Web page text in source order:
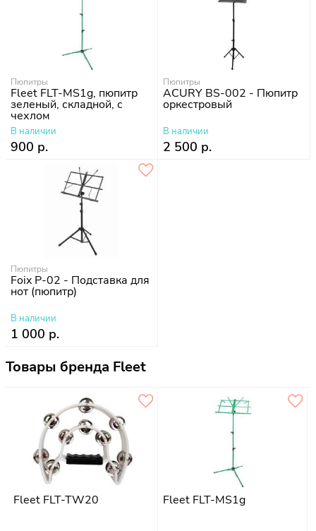
Пюпитры
Fleet FLT-MS1g, пюпитр
зеленый, складной, с
чехлом
В наличии
900 р.
Пюпитры
ACURY BS-002 - Пюпитр
оркестровый
В наличии
2 500 р.
Пюпитры
Foix P-02 - Подставка для
нот (пюпитр)
В наличии
1 000 р.
Товары бренда Fleet
Fleet FLT-TW20 Fleet FLT-MS1g